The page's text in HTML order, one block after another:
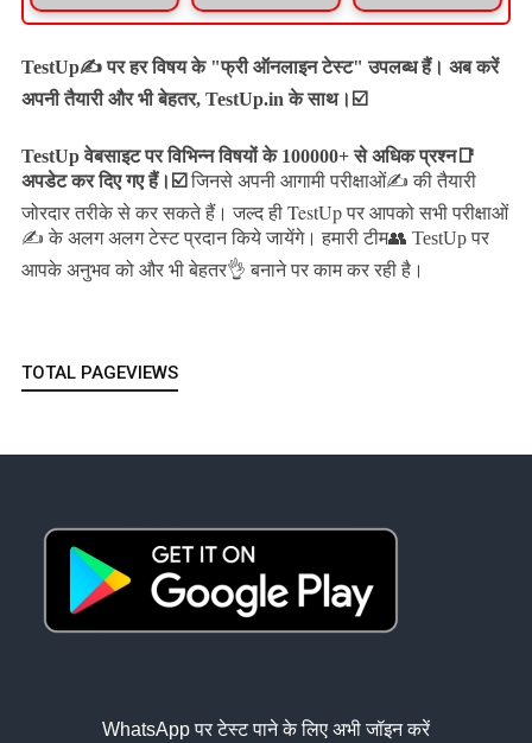
TestUp✍️ पर हर विषय के "फ्री ऑनलाइन टेस्ट" उपलब्ध हैं। अब करें
अपनी तैयारी और भी बेहतर, TestUp.in के साथ।☑️
TestUp वेबसाइट पर विभिन्न विषयों के 100000+ से अधिक प्रश्न📑
अपडेट कर दिए गए हैं। ☑️ जिनसे अपनी आगामी परीक्षाओं✍️ की तैयारी
जोरदार तरीके से कर सकते हैं।जल्द ही TestUp पर आपको सभी परीक्षाओं
✍️ के अलग अलग टेस्ट प्रदान किये जायेंगे। हमारी टीम👥 TestUp पर
आपके अनुभव को और भी बेहतर👌 बनाने पर काम कर रही है।
TOTAL PAGEVIEWS
WhatsApp पर टेस्ट पाने के लिए अभी जॉइन करें